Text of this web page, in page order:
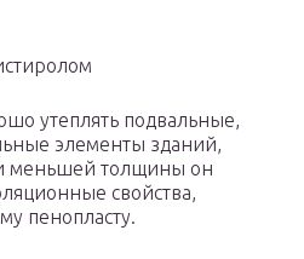
утеплять подвальные,
элементы зданий,
меньшей толщины он
свойства,
пенопласту.